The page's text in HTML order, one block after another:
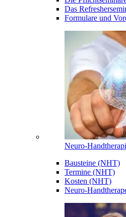
Das
Formulare und
Neuro-
Bausteine (NHT)
Termine (NHT)
Kosten (NHT)
Neuro-